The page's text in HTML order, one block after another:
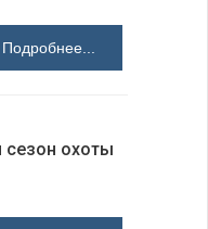
Подробнее...
сезон охоты